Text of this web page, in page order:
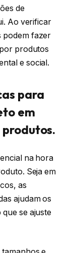
de
Ao verificar
podem fazer
produtos
e social.
para
em
na hora
Seja em
as
ajudam os
se ajuste